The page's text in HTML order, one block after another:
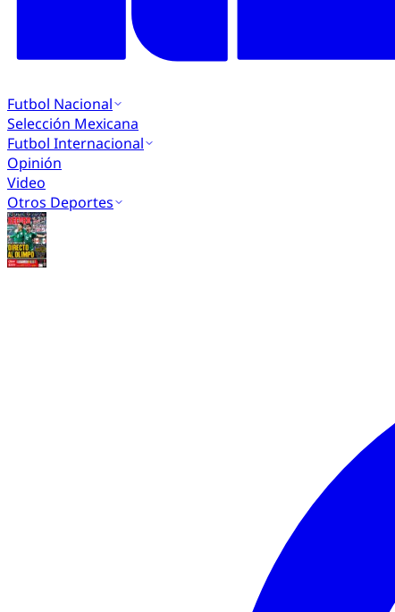
Futbol Nacional
Selección Mexicana
Futbol Internacional
Opinión
Video
Otros Deportes